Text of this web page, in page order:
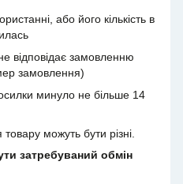
або його кількість в
відповідає замовленню
замовлення)
минуло не більше 14
можуть бути різні.
затребуваний обмін